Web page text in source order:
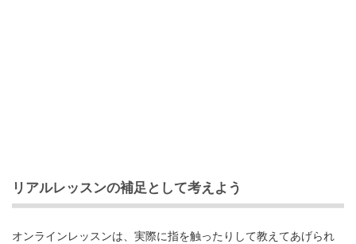
リアルレッスンの補足として考えよう
オンラインレッスンは、実際に指を触ったりして教えてあげられ